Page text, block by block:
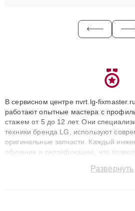
В сервисном центре nvrt.lg-
работают опытные мастера с
стажем от 5 до 12 лет. Они
техники бренда LG, используют
оригинальные запчасти. Каждый
обучение и сертификацию, что
сохранением гарантии до 3 лет.
Развернуть